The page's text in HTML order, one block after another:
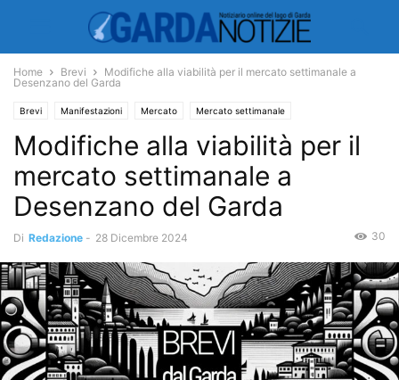
Home Brevi
Modifiche alla viabilità per il mercato settimanale a
Desenzano del Garda
Brevi Manifestazioni Mercato Mercato settimanale
Modifiche alla viabilità per il
mercato settimanale a
Desenzano del Garda
Di Redazione - 28 Dicembre 2024 30